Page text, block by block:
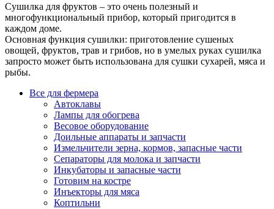
Сушилка для фруктов ‒ это очень полезный и
многофункциональный прибор, который пригодится в
каждом доме.
Основная функция сушилки: приготовление сушеных
овощей, фруктов, трав и грибов, но в умелых руках сушилка
запросто может быть использована для сушки сухарей, мяса и
рыбы.
Все для фермера
Автоклавы
Лампы для обогрева
Весовое оборудование
Доильные аппараты и запчасти
Измельчители зерна, кормов, запасные части
Сепараторы для молока и запчасти
Инкубаторы и запасные части
Готовим на костре
Инъекторы для мяса
Коптильни